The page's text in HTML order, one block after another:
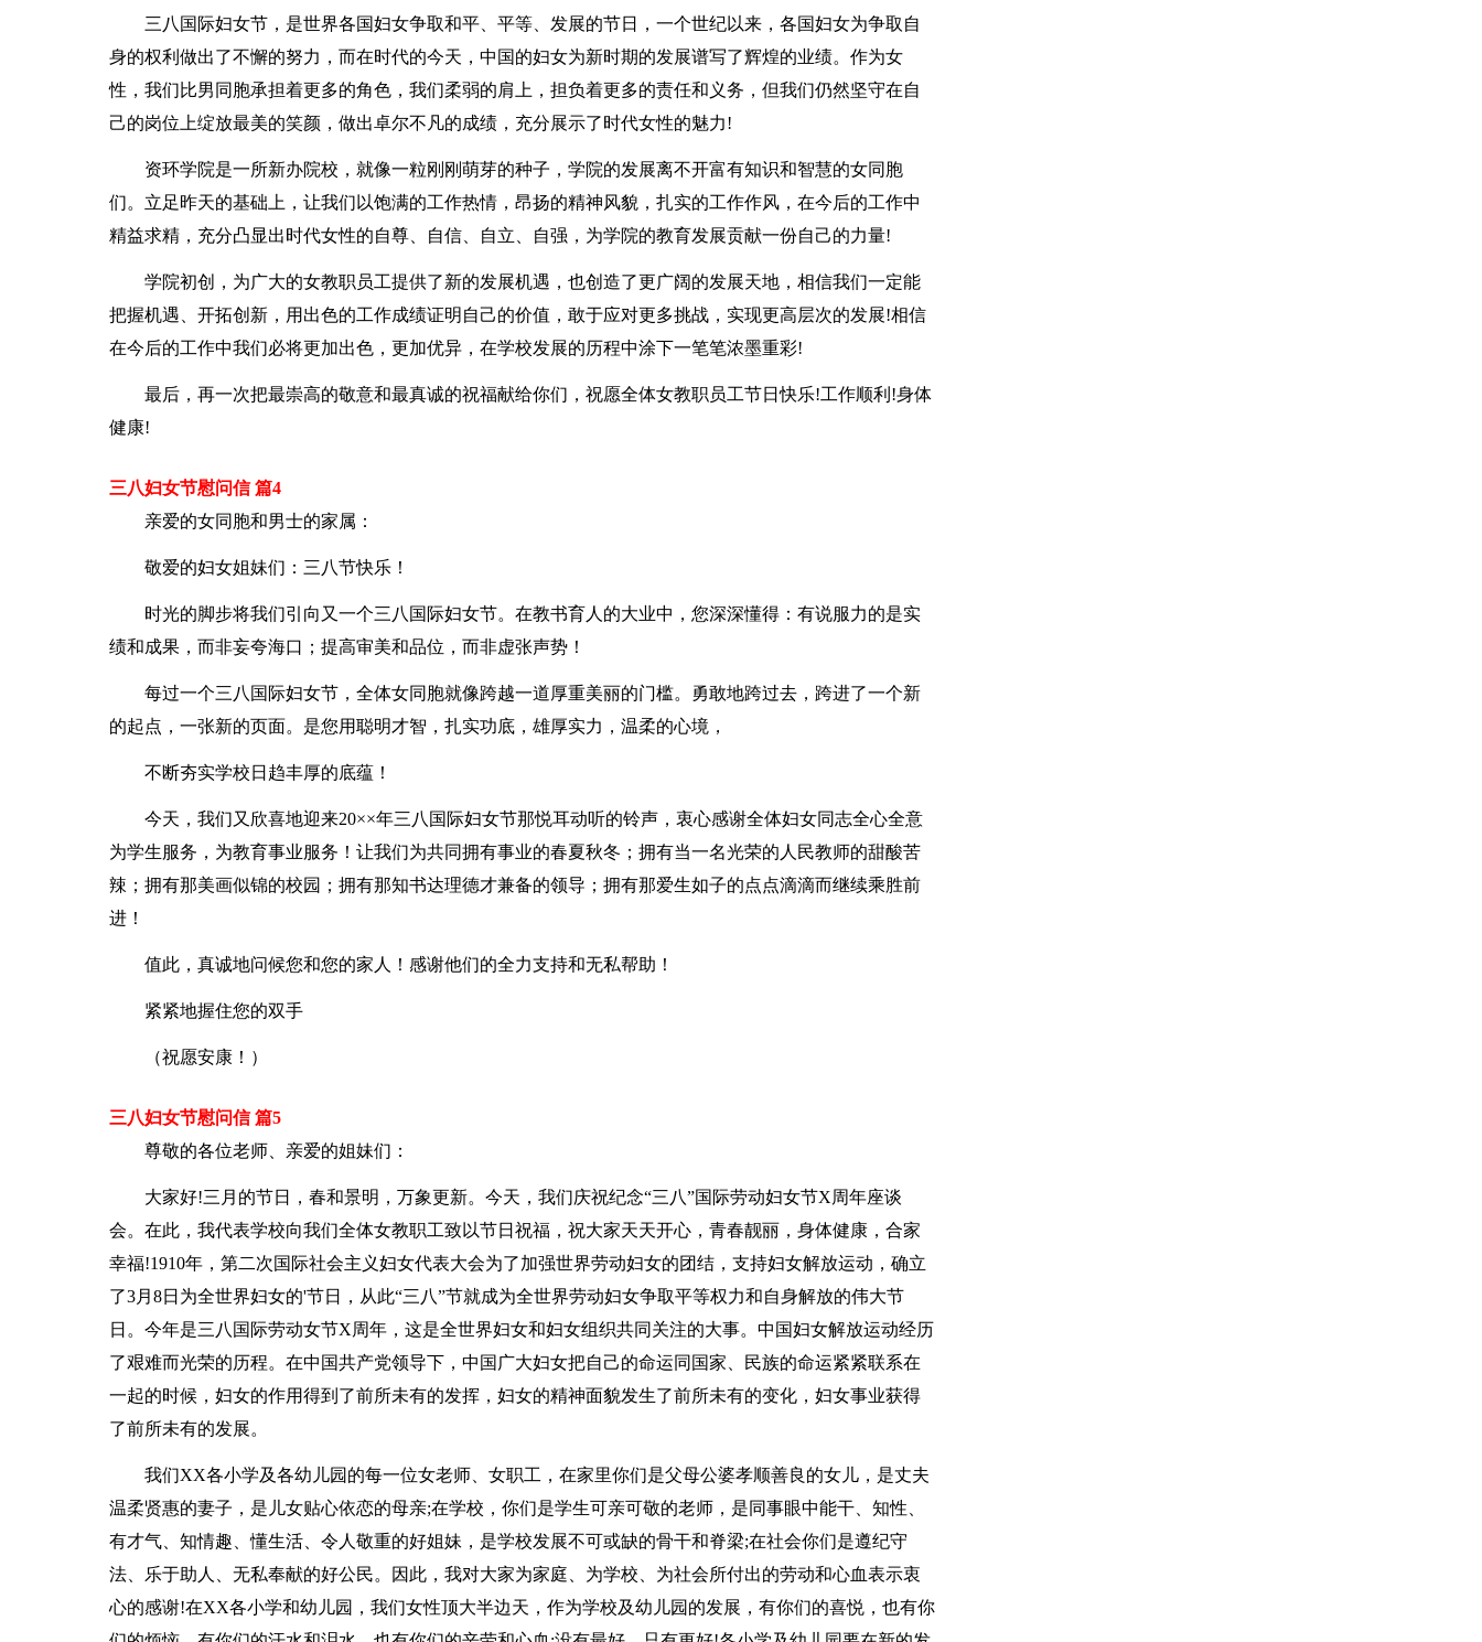
三八国际妇女节，是世界各国妇女争取和平、平等、发展的节日，一个世纪以来，各国妇女为争取自
身的权利做出了不懈的努力，而在时代的今天，中国的妇女为新时期的发展谱写了辉煌的业绩。作为女
性，我们比男同胞承担着更多的角色，我们柔弱的肩上，担负着更多的责任和义务，但我们仍然坚守在自
己的岗位上绽放最美的笑颜，做出卓尔不凡的成绩，充分展示了时代女性的魅力!
资环学院是一所新办院校，就像一粒刚刚萌芽的种子，学院的发展离不开富有知识和智慧的女同胞
们。立足昨天的基础上，让我们以饱满的工作热情，昂扬的精神风貌，扎实的工作作风，在今后的工作中
精益求精，充分凸显出时代女性的自尊、自信、自立、自强，为学院的教育发展贡献一份自己的力量!
学院初创，为广大的女教职员工提供了新的发展机遇，也创造了更广阔的发展天地，相信我们一定能
把握机遇、开拓创新，用出色的工作成绩证明自己的价值，敢于应对更多挑战，实现更高层次的发展!相信
在今后的工作中我们必将更加出色，更加优异，在学校发展的历程中涂下一笔笔浓墨重彩!
最后，再一次把最崇高的敬意和最真诚的祝福献给你们，祝愿全体女教职员工节日快乐!工作顺利!身体
健康!
三八妇女节慰问信 篇4
亲爱的女同胞和男士的家属：
敬爱的妇女姐妹们：三八节快乐！
时光的脚步将我们引向又一个三八国际妇女节。在教书育人的大业中，您深深懂得：有说服力的是实
绩和成果，而非妄夸海口；提高审美和品位，而非虚张声势！
每过一个三八国际妇女节，全体女同胞就像跨越一道厚重美丽的门槛。勇敢地跨过去，跨进了一个新
的起点，一张新的页面。是您用聪明才智，扎实功底，雄厚实力，温柔的心境，
不断夯实学校日趋丰厚的底蕴！
今天，我们又欣喜地迎来20××年三八国际妇女节那悦耳动听的铃声，衷心感谢全体妇女同志全心全意
为学生服务，为教育事业服务！让我们为共同拥有事业的春夏秋冬；拥有当一名光荣的人民教师的甜酸苦
辣；拥有那美画似锦的校园；拥有那知书达理德才兼备的领导；拥有那爱生如子的点点滴滴而继续乘胜前
进！
值此，真诚地问候您和您的家人！感谢他们的全力支持和无私帮助！
紧紧地握住您的双手
（祝愿安康！）
三八妇女节慰问信 篇5
尊敬的各位老师、亲爱的姐妹们：
大家好!三月的节日，春和景明，万象更新。今天，我们庆祝纪念“三八”国际劳动妇女节X周年座谈
会。在此，我代表学校向我们全体女教职工致以节日祝福，祝大家天天开心，青春靓丽，身体健康，合家
幸福!1910年，第二次国际社会主义妇女代表大会为了加强世界劳动妇女的团结，支持妇女解放运动，确立
了3月8日为全世界妇女的'节日，从此“三八”节就成为全世界劳动妇女争取平等权力和自身解放的伟大节
日。今年是三八国际劳动女节X周年，这是全世界妇女和妇女组织共同关注的大事。中国妇女解放运动经历
了艰难而光荣的历程。在中国共产党领导下，中国广大妇女把自己的命运同国家、民族的命运紧紧联系在
一起的时候，妇女的作用得到了前所未有的发挥，妇女的精神面貌发生了前所未有的变化，妇女事业获得
了前所未有的发展。
我们XX各小学及各幼儿园的每一位女老师、女职工，在家里你们是父母公婆孝顺善良的女儿，是丈夫
温柔贤惠的妻子，是儿女贴心依恋的母亲;在学校，你们是学生可亲可敬的老师，是同事眼中能干、知性、
有才气、知情趣、懂生活、令人敬重的好姐妹，是学校发展不可或缺的骨干和脊梁;在社会你们是遵纪守
法、乐于助人、无私奉献的好公民。因此，我对大家为家庭、为学校、为社会所付出的劳动和心血表示衷
心的感谢!在XX各小学和幼儿园，我们女性顶大半边天，作为学校及幼儿园的发展，有你们的喜悦，也有你